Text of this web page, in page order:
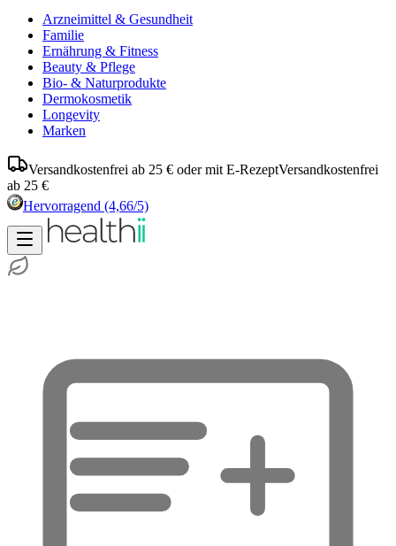
Arzneimittel & Gesundheit
Familie
Ernährung & Fitness
Beauty & Pflege
Bio- & Naturprodukte
Dermokosmetik
Longevity
Marken
Versandkostenfrei ab 25 € oder mit E-RezeptVersandkostenfrei
ab 25 €
Hervorragend (4,66/5)